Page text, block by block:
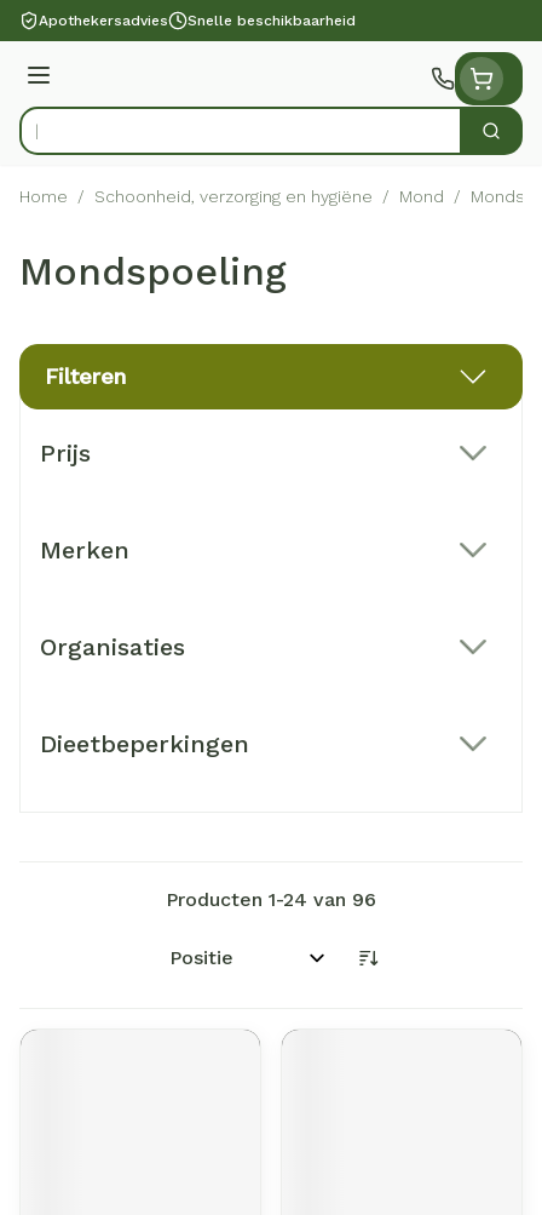
Ga naar de inhoud
Apothekersadvies Snelle beschikbaarheid
Menu
Product, merk, categorie... Zoek
Home / Schoonheid, verzorging en hygiëne / Mond /
Mondspoeling
Filteren
Prijs
Merken
Organisaties
Dieetbeperkingen
Producten 1-24 van 96
Sorteer op: